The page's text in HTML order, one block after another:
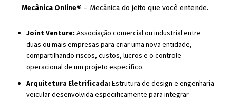
Mecânica Online® – Mecânica do jeito que você entende.
Joint Venture: Associação comercial ou industrial entre
duas ou mais empresas para criar uma nova entidade,
compartilhando riscos, custos, lucros e o controle
operacional de um projeto específico.
Arquitetura Eletrificada: Estrutura de design e engenharia
veicular desenvolvida especificamente para integrar